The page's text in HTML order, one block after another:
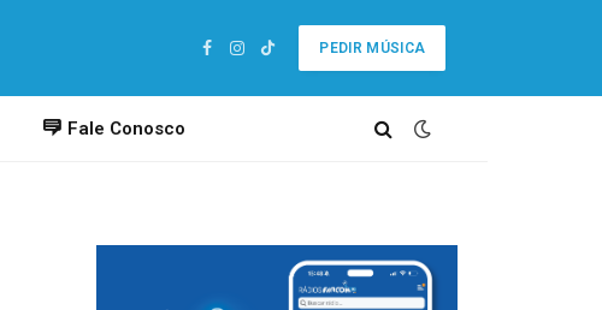
Facebook
Instagram
TikTok
PEDIR MÚSICA
Fale Conosco